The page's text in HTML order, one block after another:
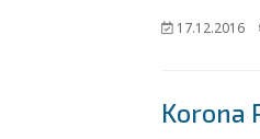
17.12.2016
Korona